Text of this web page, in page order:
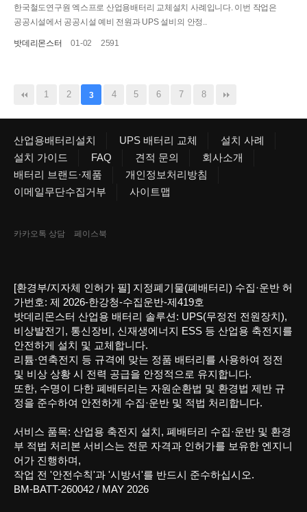
한국철도연구원 엑스프로 산업용배터리 교체설치 사례입니다. 이번 작업은
공공시설에서 공공시설 예비 전원과 UPS 설비의 안정..
밧데리몬스터 01-02 2591
1 2 3 4 5 6 7 8
산업용배터리설치 UPS 배터리 교체
설치 사례
설치 가이드
FAQ 견적 문의
회사소개
배터리 브랜드·제품
개인정보처리방침
이메일무단수집거부
사이트맵
카카오톡 상담 페이스북
[환경부/지자체 인허가 필] 지정폐기물(폐배터리) 수집·운반 허
가번호: 제 2026-한강청-수집운반-제419호
밧데리몬스터 산업용 배터리 솔루션: UPS(무정전 전원장치),
비상발전기, 통신장비, 신재생에너지 ESS 등 산업용 축전지를
안전하게 설치 및 교체합니다.
리튬·연축전지 등 규격에 맞는 정품 배터리를 사용하여 정전
및 비상 상황 시 전력 공급을 안정적으로 유지합니다.
또한, 수명이 다한 폐배터리는 자원순환법 및 환경법 제반 규
정을 준수하여 안전하게 수집·운반 및 적법 처리합니다.
서비스 품목: 산업용 축전지 설치, 폐배터리 수집·운반 및 환경
부 적법 처리본 서비스는 전문 자격과 인허가를 보유한 엔지니
어가 진행하며,
작업 전 '안전수칙'과 '시방서'를 반드시 준수하십시오.
BM-BATT-260042 / MAY 2026